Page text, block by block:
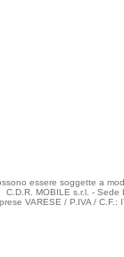
essere soggette a
C.D.R. MOBILE s.r.l. -
VARESE / P.IVA /